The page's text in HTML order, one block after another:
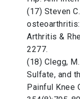
(17) Steven
Arthritis &
2277.
(18) Clegg,
Sulfate, and
Painful Knee